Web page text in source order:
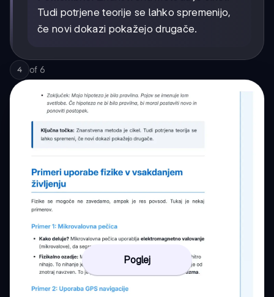
Tudi potrjene teorije se lahko spremenijo,
če novi dokazi pokažejo drugače.
4 of 6
Poglej